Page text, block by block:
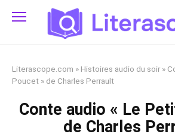
Literascope.com » Histoires audio du soir»
Poucet » de Charles Perrault
Conte audio « Le
de Charles